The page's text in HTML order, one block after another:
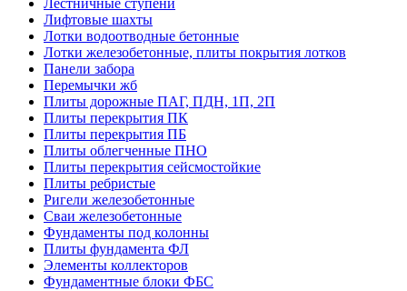
Лестничные ступени
Лифтовые шахты
Лотки водоотводные бетонные
Лотки железобетонные, плиты покрытия лотков
Панели забора
Перемычки жб
Плиты дорожные ПАГ, ПДН, 1П, 2П
Плиты перекрытия ПК
Плиты перекрытия ПБ
Плиты облегченные ПНО
Плиты перекрытия сейсмостойкие
Плиты ребристые
Ригели железобетонные
Сваи железобетонные
Фундаменты под колонны
Плиты фундамента ФЛ
Элементы коллекторов
Фундаментные блоки ФБС